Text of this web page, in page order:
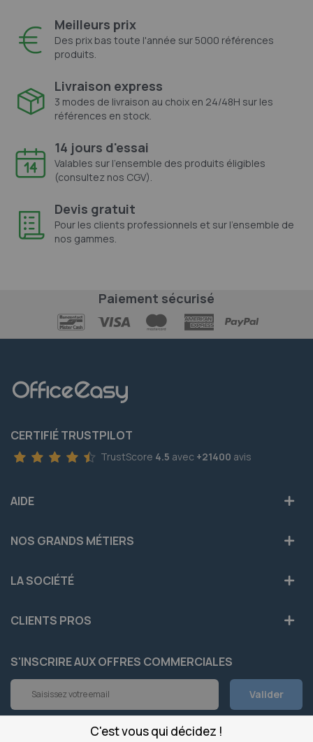
C'est vous qui décidez !
Meilleurs prix
Des prix bas toute l'année sur 5000 références
produits.
Livraison express
3 modes de livraison au choix en 24/48H sur les
références en stock.
14 jours d'essai
Valables sur l'ensemble des produits éligibles
(consultez nos CGV).
Devis gratuit
Pour les clients professionnels et sur l'ensemble de
nos gammes.
Paiement sécurisé
CERTIFIÉ TRUSTPILOT
TrustScore 4.5 avec +21400 avis
AIDE
NOS GRANDS MÉTIERS
LA SOCIÉTÉ
CLIENTS PROS
S'INSCRIRE AUX OFFRES COMMERCIALES
Inscription
notre
Valider